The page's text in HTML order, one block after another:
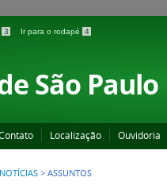
3 Ir para o rodapé 4
São Paulo
Localização Ouvidoria
> ASSUNTOS